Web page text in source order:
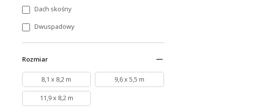
Dach skośny
Dwuspadowy
Rozmiar
8,1 x 8,2 m 9,6 x 5,5 m
11,9 x 8,2 m